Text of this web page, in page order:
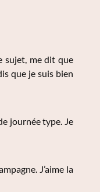
sujet, me dit que
que je suis bien
journée type. Je
J’aime la